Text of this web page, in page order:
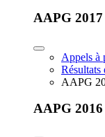
AAPG 2017
Appels à
AAPG
AAPG 2016